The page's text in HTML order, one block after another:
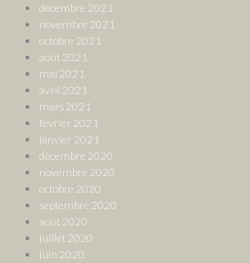
décembre 2021
novembre 2021
octobre 2021
août 2021
mai 2021
avril 2021
mars 2021
février 2021
janvier 2021
décembre 2020
novembre 2020
octobre 2020
septembre 2020
août 2020
juillet 2020
juin 2020